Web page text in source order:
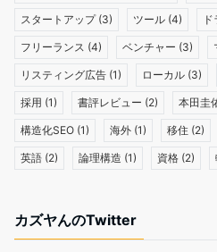
スタートアップ(3) ツール (4)
フリーランス (4) ベンチャー (3)
リスティング広告 (1) ローカル (3)
採用 (1) 書評レビュー (2) 本田圭
構造化SEO (1) 海外 (1) 移住 (2)
英語 (2) 論理構造 (1) 資格 (2)
カズヤんのTwitter